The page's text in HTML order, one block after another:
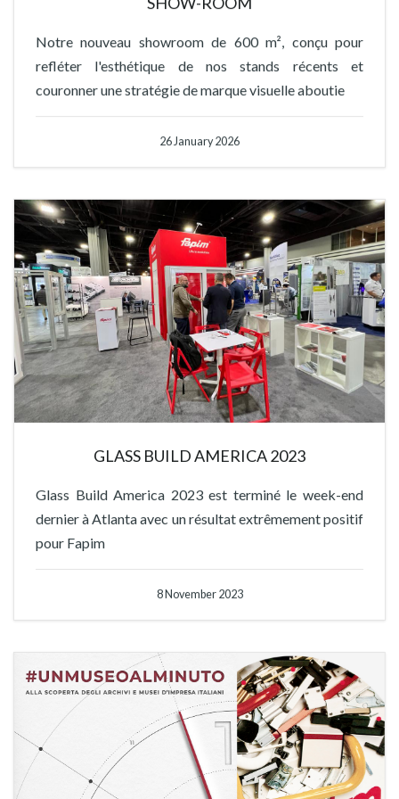
SHOW-ROOM
Notre nouveau showroom de 600 m², conçu pour
refléter l'esthétique de nos stands récents et
couronner une stratégie de marque visuelle aboutie
26 January 2026
GLASS BUILD AMERICA 2023
Glass Build America 2023 est terminé le week-end
dernier à Atlanta avec un résultat extrêmement positif
pour Fapim
8 November 2023